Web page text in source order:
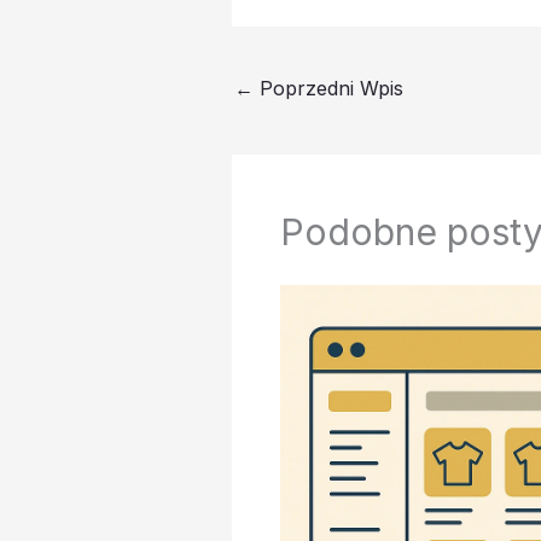
← Poprzedni Wpis
Podobne